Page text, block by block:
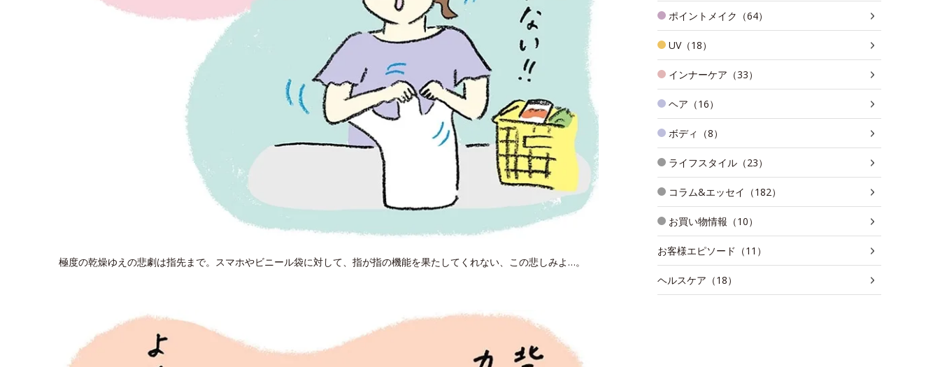
極度の乾燥ゆえの悲劇は指先まで。スマホやビニール袋に対して、指が指の機能を果たしてくれない、この悲しみよ…。
ポイントメイク（64）
UV（18）
インナーケア（33）
ヘア（16）
ボディ（8）
ライフスタイル（23）
コラム&エッセイ（182）
お買い物情報（10）
お客様エピソード（11）
ヘルスケア（18）